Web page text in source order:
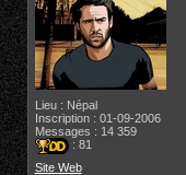
Lieu : Népal
Inscription : 01-09-2006
Messages : 14 359
: 81
Site Web